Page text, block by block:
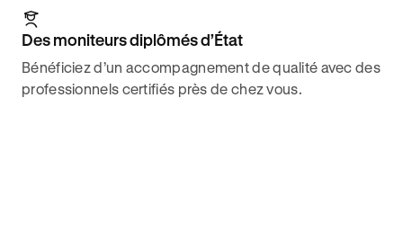
Des moniteurs diplômés d’État
Bénéficiez d’un accompagnement de qualité avec des
professionnels certifiés près de chez vous.